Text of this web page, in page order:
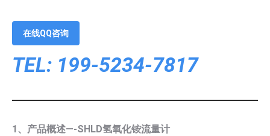
在线QQ咨询
TEL: 199-5234-7817
1、产品概述—-SHLD氢氧化铵流量计